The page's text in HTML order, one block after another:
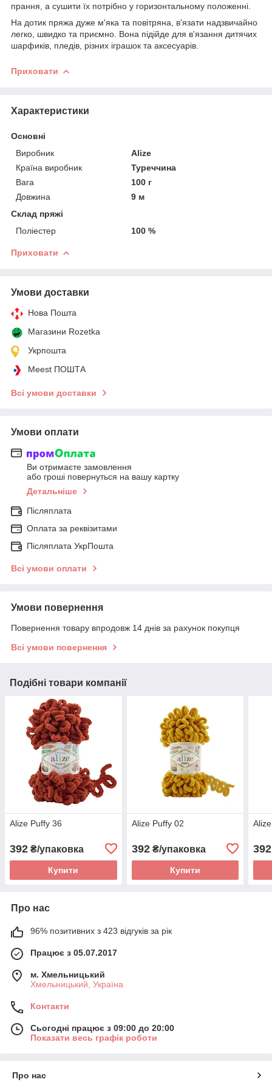
прання, а сушити їх потрібно у горизонтальному положенні.
На дотик пряжа дуже м'яка та повітряна, в'язати надзвичайно
легко, швидко та приємно. Вона підійде для в'язання дитячих
шарфиків, пледів, різних іграшок та аксесуарів.
Приховати
Характеристики
Основні
Виробник
Alize
Країна виробник
Туреччина
Вага
100 г
Довжина
9 м
Склад пряжі
Поліестер
100 %
Приховати
Умови доставки
Нова Пошта
Магазини Rozetka
Укрпошта
Meest ПОШТА
Всі умови доставки
Умови оплати
Ви отримаєте замовлення
або гроші повернуться на вашу картку
Детальніше
Післяплата
Оплата за реквізитами
Післяплата УкрПошта
Всі умови оплати
Умови повернення
Повернення товару впродовж 14 днів за рахунок покупця
Всі умови повернення
Подібні товари компанії
Alize Puffy 36
392 ₴/упаковка
Купити
Alize Puffy 02
392₴/упаковка
Купити
392
Про нас
96% позитивних з 423 відгуків за рік
Працює з 05.07.2017
м. Хмельницький
Хмельницький, Україна
Контакти
Сьогодні працює з 09:00 до 20:00
Показати весь графік роботи
Про нас